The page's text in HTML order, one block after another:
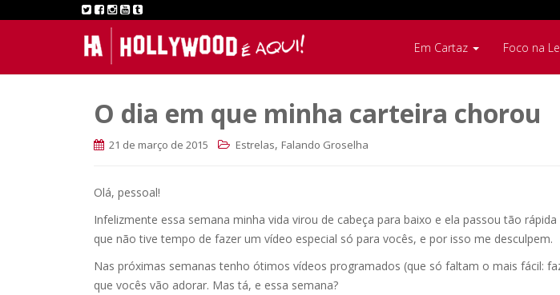
Em Cartaz Foco na
O dia em que minha carteira chorou
21 de março de 2015 Estrelas, Falando Groselha
Olá, pessoal!
Infelizmente essa semana minha vida virou de cabeça para baixo e ela passou tão
que não tive tempo de fazer um vídeo especial só para vocês, e por isso me desculpem.
Nas próximas semanas tenho ótimos vídeos programados (que só faltam o mais fácil:
que vocês vão adorar. Mas tá, e essa semana?